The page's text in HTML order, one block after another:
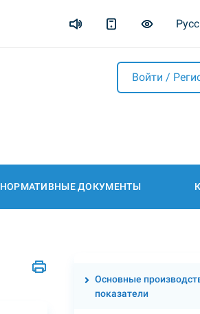
Войти /
НОРМАТИВНЫЕ ДОКУМЕНТЫ
Основные
показатели